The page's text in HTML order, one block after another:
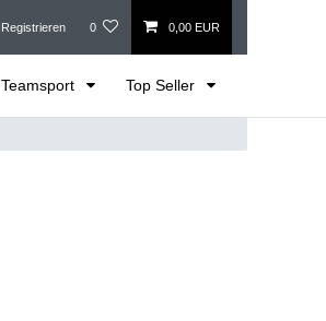
Registrieren 0 0,00 EUR
Teamsport Top Seller